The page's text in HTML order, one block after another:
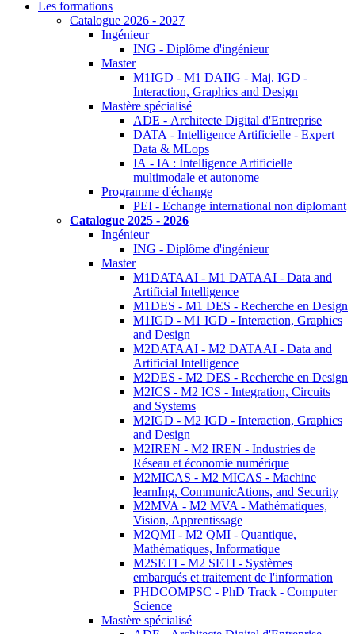
Les formations
Catalogue 2026 - 2027
Ingénieur
ING - Diplôme d'ingénieur
Master
M1IGD - M1 DAIIG - Maj. IGD -
Interaction, Graphics and Design
Mastère spécialisé
ADE - Architecte Digital d'Entreprise
DATA - Intelligence Artificielle - Expert
Data & MLops
IA - IA : Intelligence Artificielle
multimodale et autonome
Programme d'échange
PEI - Echange international non diplomant
Catalogue 2025 - 2026
Ingénieur
ING - Diplôme d'ingénieur
Master
M1DATAAI - M1 DATAAI - Data and
Artificial Intelligence
M1DES - M1 DES - Recherche en Design
M1IGD - M1 IGD - Interaction, Graphics
and Design
M2DATAAI - M2 DATAAI - Data and
Artificial Intelligence
M2DES - M2 DES - Recherche en Design
M2ICS - M2 ICS - Integration, Circuits
and Systems
M2IGD - M2 IGD - Interaction, Graphics
and Design
M2IREN - M2 IREN - Industries de
Réseau et économie numérique
M2MICAS - M2 MICAS - Machine
learnIng, CommunicAtions, and Security
M2MVA - M2 MVA - Mathématiques,
Vision, Apprentissage
M2QMI - M2 QMI - Quantique,
Mathématiques, Informatique
M2SETI - M2 SETI - Systèmes
embarqués et traitement de l'information
PHDCOMPSC - PhD Track - Computer
Science
Mastère spécialisé